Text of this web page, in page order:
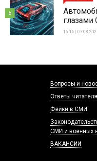
глазами
16:15 | 07-03-
6
Вопросы и
Ответы
Фейки в СМИ
СМИ и военных
ВАКАНСИИ